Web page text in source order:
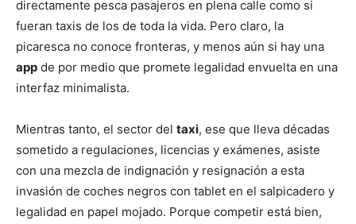
directamente pesca pasajeros en plena calle como si
fueran taxis de los de toda la vida. Pero claro, la
picaresca no conoce fronteras, y menos aún si hay una
app de por medio que promete legalidad envuelta en una
interfaz minimalista.
Mientras tanto, el sector del taxi, ese que lleva décadas
sometido a regulaciones, licencias y exámenes, asiste
con una mezcla de indignación y resignación a esta
invasión de coches negros con tablet en el salpicadero y
legalidad en papel mojado. Porque competir está bien,